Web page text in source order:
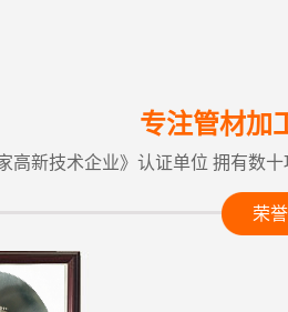
专注管材加
家高新技术企业》认证单位 拥有数
荣